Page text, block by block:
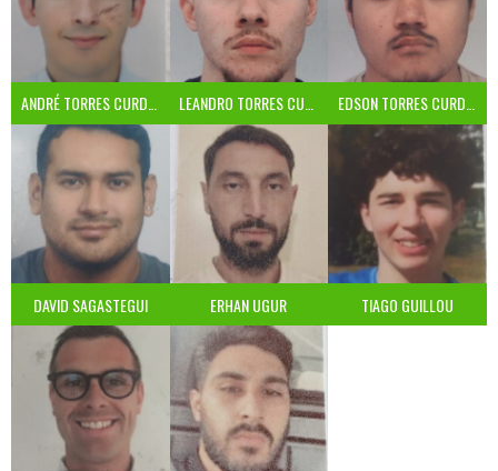
ANDRÉ TORRES CURDOSO LEANDRO TORRES CURDOSO EDSON TORRES CURDOSO
DAVID SAGASTEGUI ERHAN UGUR TIAGO GUILLOU